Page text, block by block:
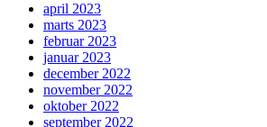
april 2023
marts 2023
februar 2023
januar 2023
december 2022
november 2022
oktober 2022
september 2022